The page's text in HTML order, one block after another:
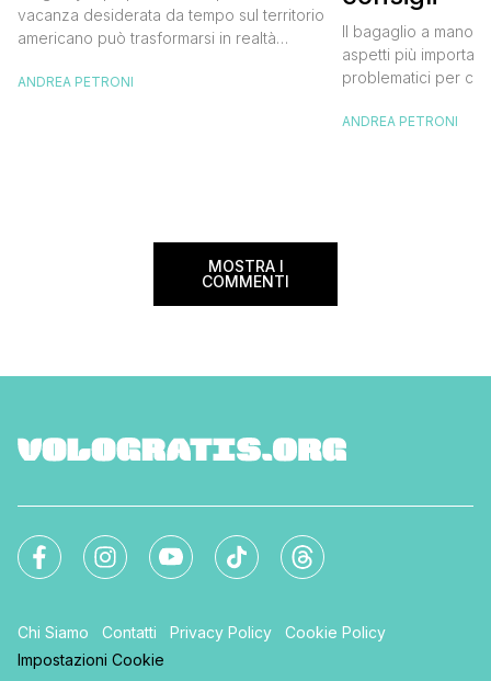
vacanza desiderata da tempo sul territorio
americano può trasformarsi in realtà
France. Tale realtà, fondata nel 1933, ha
ANDREA PETRONI
Il bagaglio a mano
aspetti più
problematici per chi
bagaglio cambiano
ANDREA PETRONI
MOSTRA I
COMMENTI
Chi Siamo Contatti Privacy Policy
Cookie Policy
Impostazioni Cookie